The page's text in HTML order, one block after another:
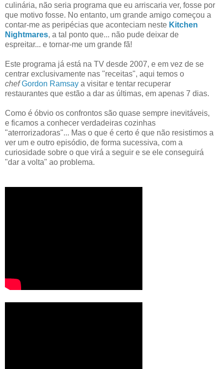
culinária, não seria programa que eu arriscaria ver, fosse por
que motivo fosse. No entanto, um grande amigo começou a
contar-me as peripécias que aconteciam neste Kitchen
Nightmares, a tal ponto que... não pude deixar de
espreitar... e tornar-me um grande fã!
Este programa já está na TV desde 2007, e em vez de se
centrar exclusivamente nas "receitas", aqui temos o
chefGordon Ramsay a visitar e tentar recuperar
restaurantes que estão a dar as últimas, em apenas 7 dias.
Como é óbvio os confrontos são quase sempre inevitáveis,
e ficamos a conhecer verdadeiras cozinhas
"aterrorizadoras"... Mas o que é certo é que não resistimos a
ver um e outro episódio, de forma sucessiva, com a
curiosidade sobre o que virá a seguir e se ele conseguirá
"dar a volta" ao problema.